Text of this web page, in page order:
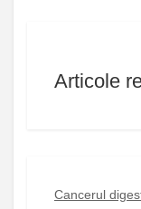
Articole
Cancerul